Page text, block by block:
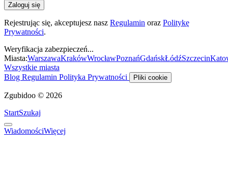
Zaloguj się
Rejestrując się, akceptujesz nasz Regulamin oraz Politykę
Prywatności.
Weryfikacja zabezpieczeń...
Miasta:WarszawaKrakówWrocławPoznańGdańskŁódźSzczecin
Wszystkie miasta
Blog Regulamin Polityka Prywatności Pliki cookie
Zgubidoo © 2026
StartSzukaj
WiadomościWięcej